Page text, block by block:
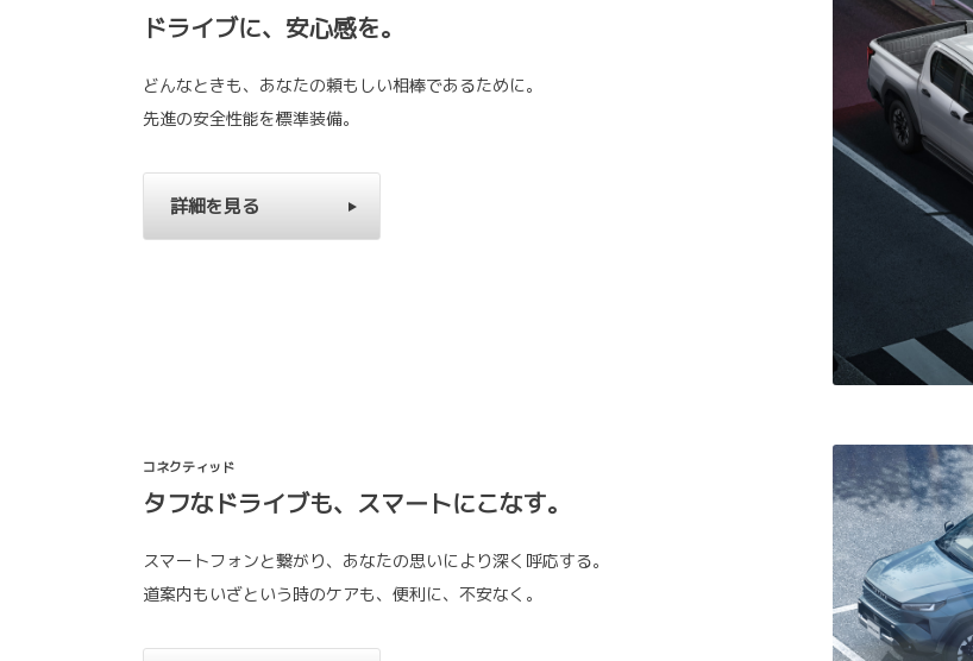
ドライブに、安心感を。
どんなときも、あなたの頼もしい相棒であるために。
先進の安全性能を標準装備。
詳細を見る
コネクティッド
タフなドライブも、スマートにこなす。
スマートフォンと繋がり、あなたの思いにより深く呼応する。
道案内もいざという時のケアも、便利に、不安なく。